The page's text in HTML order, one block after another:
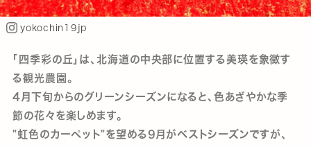
yokochin19jp
「四季彩の丘」は、北海道の中央部に位置する美瑛を象徴す
る観光農園。
4月下旬からのグリーンシーズンになると、色あざやかな季
節の花々を楽しめます。
"虹色のカーペット"を望める9月がベストシーズンですが、